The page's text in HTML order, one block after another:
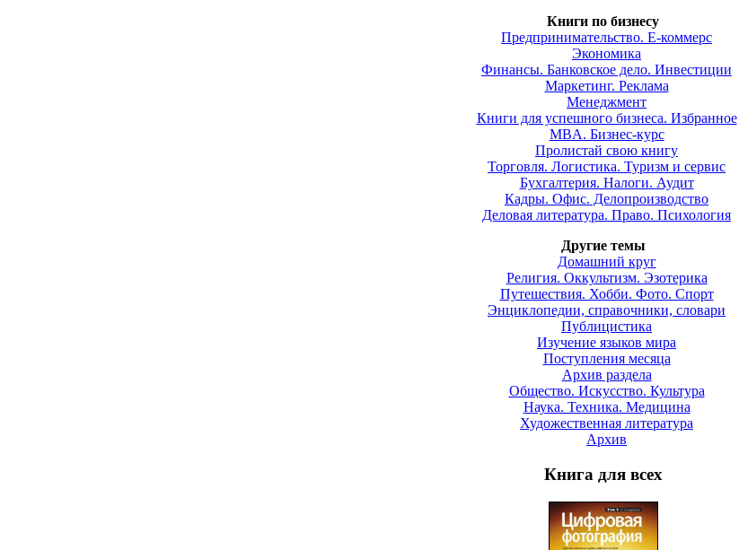
Книги по бизнесу
Предпринимательство. Е-коммерс
Экономика
Финансы. Банковское дело. Инвестиции
Маркетинг. Реклама
Менеджмент
Книги для успешного бизнеса. Избранное
MBA. Бизнес-курс
Пролистай свою книгу
Торговля. Логистика. Туризм и сервис
Бухгалтерия. Налоги. Аудит
Кадры. Офис. Делопроизводство
Деловая литература. Право. Психология
Другие темы
Домашний круг
Религия. Оккультизм. Эзотерика
Путешествия. Хобби. Фото. Спорт
Энциклопедии, справочники, словари
Публицистика
Изучение языков мира
Поступления месяца
Архив раздела
Общество. Искусство. Культура
Наука. Техника. Медицина
Художественная литература
Архив
Книга для всех